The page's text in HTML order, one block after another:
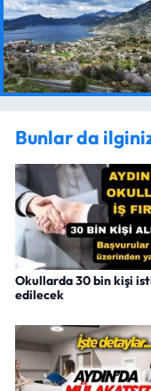
Bunlar da
Okullarda 30 bin kişi
edilecek